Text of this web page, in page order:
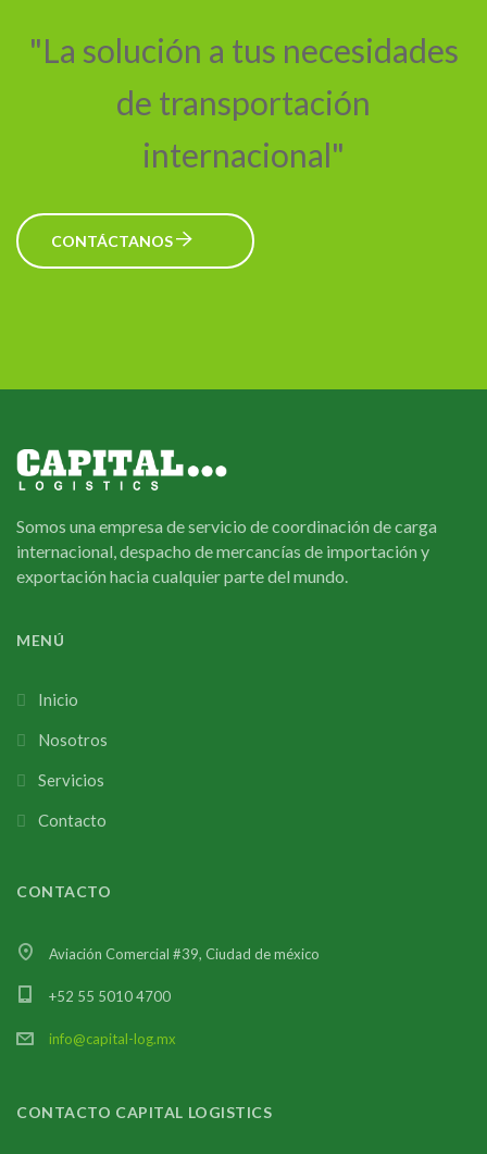
"La solución a tus necesidades
de transportación
internacional"
CONTÁCTANOS
Somos una empresa de servicio de coordinación de carga
internacional, despacho de mercancías de importación y
exportación hacia cualquier parte del mundo.
MENÚ
Inicio
Nosotros
Servicios
Contacto
CONTACTO
Aviación Comercial #39, Ciudad de méxico
+52 55 5010 4700
info@capital-log.mx
CONTACTO CAPITAL LOGISTICS